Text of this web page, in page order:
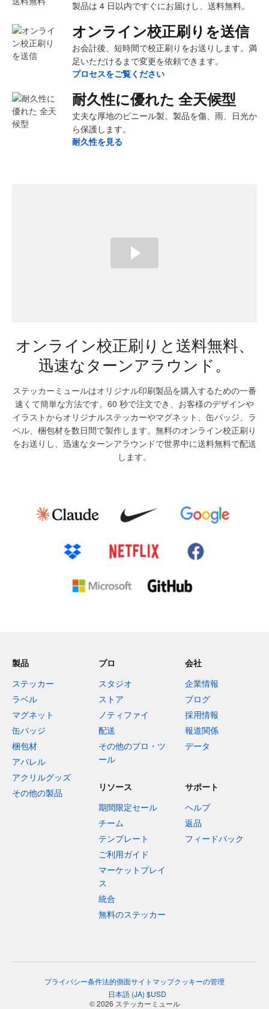
製品は 4 日以内ですぐにお届けし、送料無料。
オンライン校正刷りを送信
お会計後、短時間で校正刷りをお送りします。満
足いただけるまで変更を依頼できます。
プロセスをご覧ください
耐久性に優れた 全天候型
丈夫な厚地のビニール製。製品を傷、雨、日光か
ら保護します。
耐久性を見る
オンライン校正刷りと送料無料、
迅速なターンアラウンド。
ステッカーミュールはオリジナル印刷製品を購入するための一番
速くて簡単な方法です。60 秒で注文でき、お客様のデザインや
イラストからオリジナルステッカーやマグネット、缶バッジ、ラ
ベル、梱包材を数日間で製作します。無料のオンライン校正刷り
をお送りし、迅速なターンアラウンドで世界中に送料無料で配送
します。
製品
ステッカー
ラベル
マグネット
缶バッジ
梱包材
アパレル
アクリルグッズ
その他の製品
プロ
スタジオ
ストア
ノティファイ
配送
その他のプロ・ツ
ール
会社
企業情報
ブログ
採用情報
報道関係
データ
リソース
期間限定セール
チーム
テンプレート
ご利用ガイド
マーケットプレイ
ス
統合
無料のステッカー
サポート
ヘルプ
返品
フィードバック
プライバシー条件法的側面サイトマップクッキーの管理
日本語(JA) $USD
© 2026 ステッカーミュール